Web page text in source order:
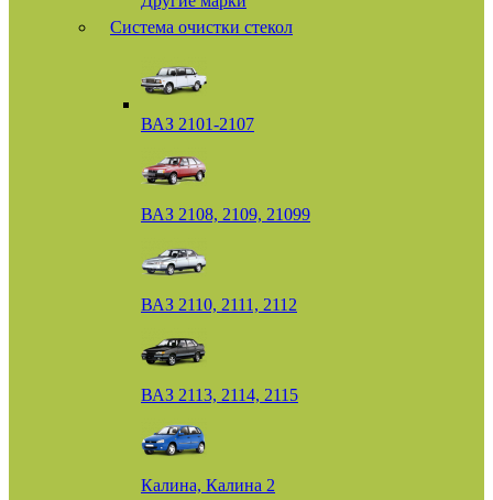
Система очистки стекол
ВАЗ 2101-2107
ВАЗ 2108, 2109, 21099
ВАЗ 2110, 2111, 2112
ВАЗ 2113, 2114, 2115
Калина, Калина 2